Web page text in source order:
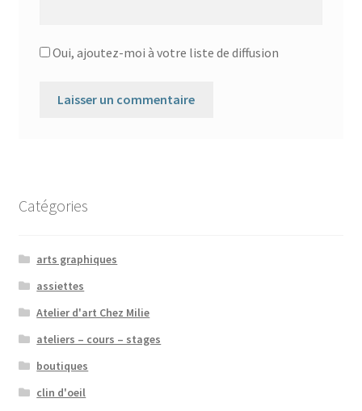
Oui, ajoutez-moi à votre liste de diffusion
Catégories
arts graphiques
assiettes
Atelier d'art Chez Milie
ateliers – cours – stages
boutiques
clin d'oeil